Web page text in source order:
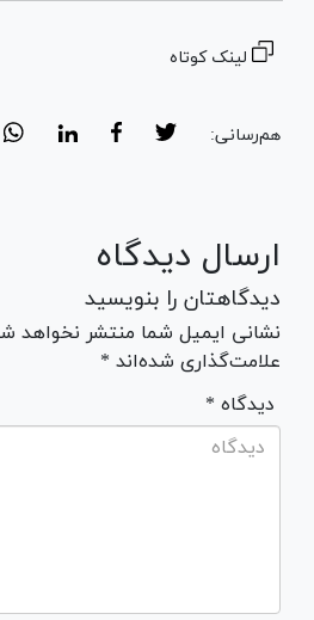
لینک کوتاه
هم‌رسانی:
ارسال دیدگاه
دیدگاهتان را بنویسید
نشانی ایمیل شما منتشر نخواهد
علامت‌گذاری شده‌اند *
* دیدگاه